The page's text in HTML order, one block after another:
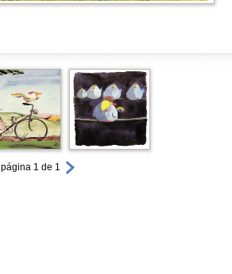
página 1 de 1